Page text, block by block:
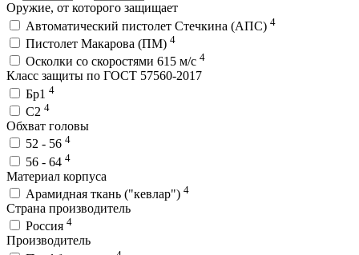
Оружие, от которого защищает
Автоматический пистолет Стечкина (АПС) 4
Пистолет Макарова (ПМ) 4
Осколки со скоростями 615 м/с 4
Класс защиты по ГОСТ 57560-2017
Бр1 4
С2 4
Обхват головы
52 - 56 4
56 - 64 4
Материал корпуса
Арамидная ткань ("кевлар") 4
Страна производитель
Россия 4
Производитель